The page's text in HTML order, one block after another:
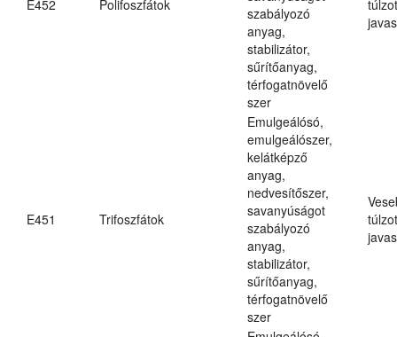
E452 Polifoszfátok
szabályozó
anyag,
stabilizátor,
sűrítőanyag,
térfogatnövelő
szer
E451 Trifoszfátok
Emulgeálósó,
emulgeálószer,
kelátképző
anyag,
nedvesítőszer,
savanyúságot
szabályozó
anyag,
stabilizátor,
sűrítőanyag,
térfogatnövelő
szer